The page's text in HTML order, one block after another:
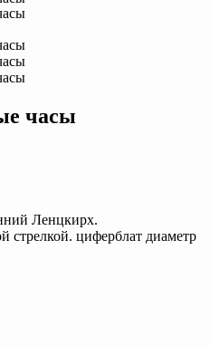
часы
Ленцкирх.
стрелкой. циферблат диаметр